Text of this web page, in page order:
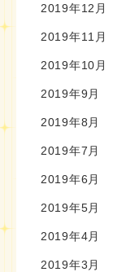
2019年12月
2019年11月
2019年10月
2019年9月
2019年8月
2019年7月
2019年6月
2019年5月
2019年4月
2019年3月